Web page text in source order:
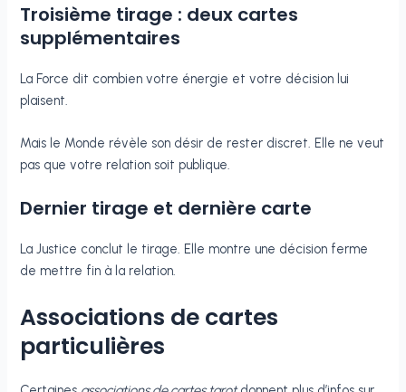
Troisième tirage : deux cartes
supplémentaires
La Force dit combien votre énergie et votre décision lui
plaisent.
Mais le Monde révèle son désir de rester discret. Elle ne veut
pas que votre relation soit publique.
Dernier tirage et dernière carte
La Justice conclut le tirage. Elle montre une décision ferme
de mettre fin à la relation.
Associations de cartes
particulières